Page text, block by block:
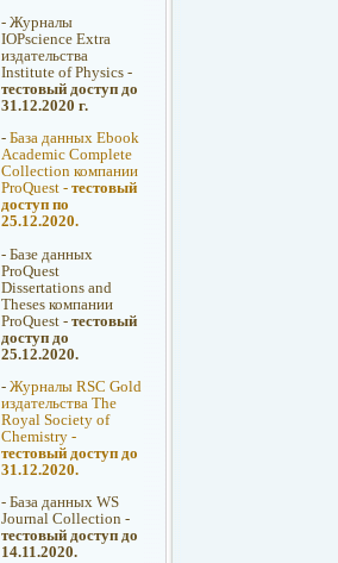
- Журналы
IOPscience Extra
издательства
Institute of Physics -
тестовый доступ до
31.12.2020 г.
- База данных Ebook
Academic Complete
Collection компании
ProQuest - тестовый
доступ по
25.12.2020.
- Базе данных
ProQuest
Dissertations and
Theses компании
ProQuest -тестовый
доступ до
25.12.2020.
- Журналы RSC Gold
издательства The
Royal Society of
Chemistry -
тестовый доступ до
31.12.2020.
- База данных WS
Journal Collection -
тестовый доступ до
14.11.2020.